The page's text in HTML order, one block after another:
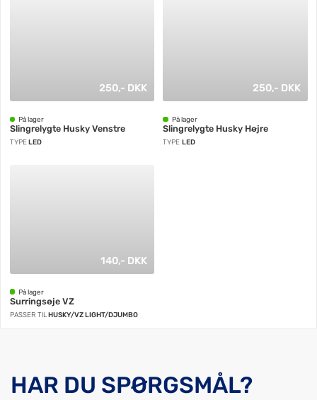
250,- DKK
På lager
Slingrelygte Husky Venstre
TYPE LED
250,- DKK
På lager
Slingrelygte Husky Højre
TYPE LED
140,- DKK
På lager
Surringsøje VZ
PASSER TIL HUSKY/VZ LIGHT/DJUMBO
HAR DU SPØRGSMÅL?